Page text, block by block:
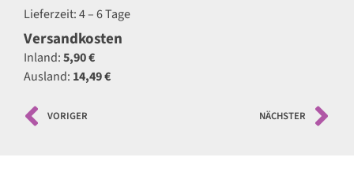
Lieferzeit: 4 – 6 Tage
Versandkosten
Inland:5,90 €
Ausland: 14,49 €
VORIGER NÄCHSTER